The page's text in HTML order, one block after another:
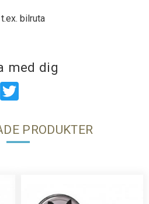
bilruta
med dig
Facebook
PRODUKTER